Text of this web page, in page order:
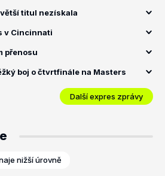
titul nezískala
v Cincinnati
přenosu
boj o čtvrtfinále na Masters
Další expres zprávy
nižší úrovně